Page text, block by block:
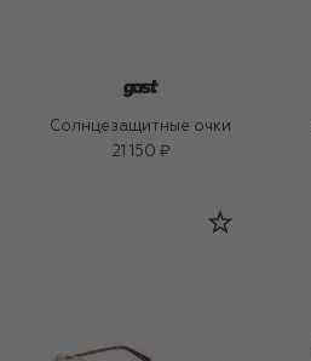
Солнцезащитные очки
21 150 ₽